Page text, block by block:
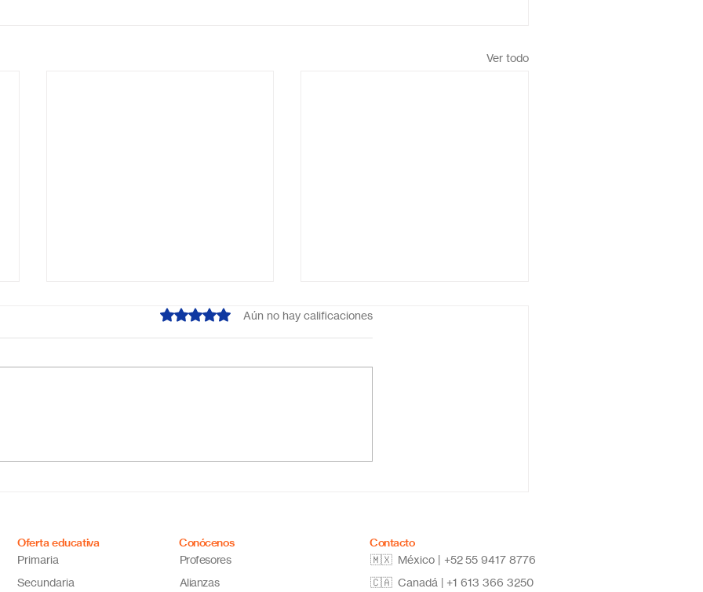
Ver todo
Obtuvo 0 de 5 estrellas.Aún no hay calificaciones
Oferta educativa
Primaria
Secundaria
Conócenos
Profesores
Alianzas
Contacto
🇲🇽 México | +5255 9417 8776
🇨🇦 Canadá | +1 613 366 3250